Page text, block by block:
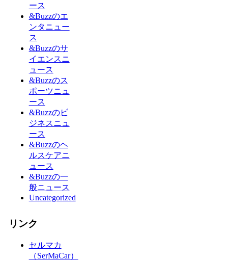
ース
&Buzzのエ
ンタニュー
ス
&Buzzのサ
イエンスニ
ュース
&Buzzのス
ポーツニュ
ース
&Buzzのビ
ジネスニュ
ース
&Buzzのヘ
ルスケアニ
ュース
&Buzzの一
般ニュース
Uncategorized
リンク
セルマカ
（SerMaCar）